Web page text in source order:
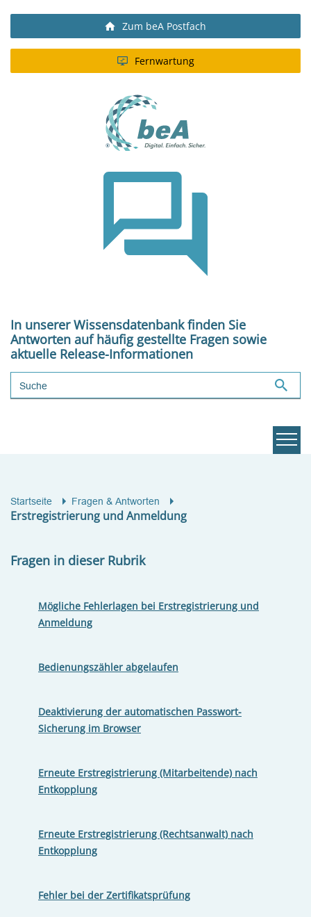
Zum beA Postfach
Fernwartung
In unserer Wissensdatenbank finden Sie
Antworten auf häufig gestellte Fragen sowie
aktuelle Release-Informationen
Suchbegriff
Startseite Fragen & Antworten
Erstregistrierung und Anmeldung
Fragen in dieser Rubrik
Mögliche Fehlerlagen bei Erstregistrierung und
Anmeldung
Bedienungszähler abgelaufen
Deaktivierung der automatischen Passwort-
Sicherung im Browser
Erneute Erstregistrierung (Mitarbeitende) nach
Entkopplung
Erneute Erstregistrierung (Rechtsanwalt) nach
Entkopplung
Fehler bei der Zertifikatsprüfung